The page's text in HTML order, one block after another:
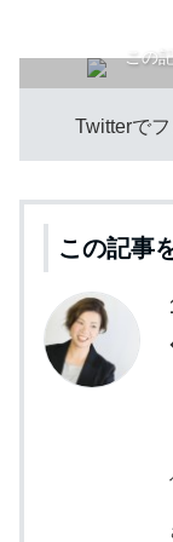
この
Twitterで
この記事